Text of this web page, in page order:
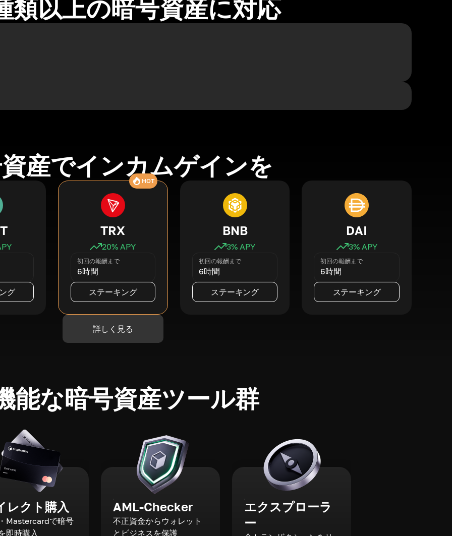
類以上の暗号資産に対応
産でインカムゲインを
グ
HOT
TRX
20% APY
初回の報酬まで
6時間
ステーキング
BNB
3% APY
初回の報酬まで
6時間
ステーキング
DAI
3% APY
初回の報酬まで
6時間
ステーキング
詳しく見る
能な暗号資産ツール群
レクト購入
Mastercardで暗号
即時購入
AML-Checker
不正資金からウォレット
とビジネスを保護
エクスプローラ
ー